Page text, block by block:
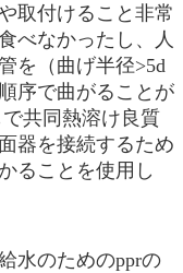
取付けること非常
べなかったし、人
を（曲げ半径>5d
序で曲がることが
共同熱溶け良質
器を接続するため
ることを使用し
水のためのpprの